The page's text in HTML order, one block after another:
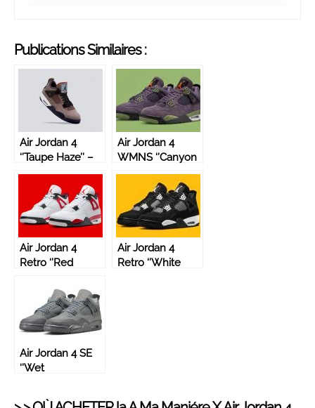
Publications Similaires :
Air Jordan 4
‘’Taupe Haze’’ –
DB0732-200
Air Jordan 4
WMNS ‘’Canyon
Purple’’ –
AQ9129-500
Air Jordan 4
Retro ‘’Red
DH6927-161
Air Jordan 4
Retro ‘’White
Air Jordan 4 SE
‘’Wet
Olympics’’ –